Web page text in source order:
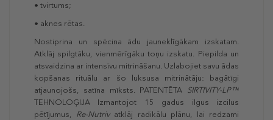
• tvirtums;
• aknes rētas.
Nostiprina un spēcina ādu jauneklīgākam izskatam.
Atklāj spilgtāku, vienmērīgāku toņu izskatu. Piepilda un
atsvaidzina ar intensīvu mitrināšanu. Uzlabojiet savu ādas
kopšanas rituālu ar šo luksusa mitrinātāju: bagātīgi
atjaunojošs, satīna mīksts. PATENTĒTA SIRTIVITY-LP™
TEHNOLOĢIJA Izmantojot 15 gadus ilgus izcilus
pētījumus, Re-Nutrivatklāj radikālu plānu, lai redzami